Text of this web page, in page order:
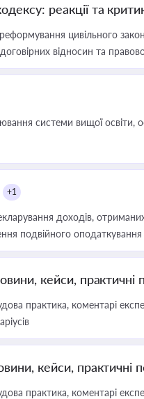
реакції та
цивільного
відносин та
системи вищої освіти,
+1
доходів,
подвійного оподаткування
кейси, практичні
практика, коментарі
кейси, практичні
практика, коментарі